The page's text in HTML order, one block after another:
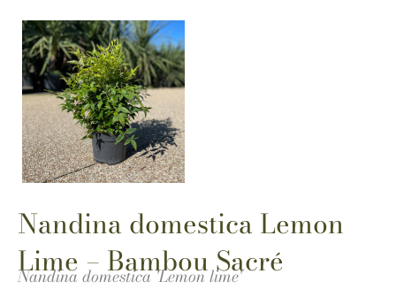
Nandina domestica Lemon
Lime – Bambou Sacré
Nandina domestica 'Lemon lime'